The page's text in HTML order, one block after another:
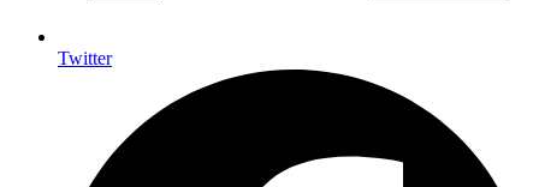
Twitter